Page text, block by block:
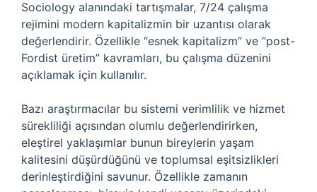
Sociology alanındaki tartışmalar, 7/24 çalışma
rejimini modern kapitalizmin bir uzantısı olarak
değerlendirir. Özellikle “esnek kapitalizm” ve “post-
Fordist üretim” kavramları, bu çalışma düzenini
açıklamak için kullanılır.
Bazı araştırmacılar bu sistemi verimlilik ve hizmet
sürekliliği açısından olumlu değerlendirirken,
eleştirel yaklaşımlar bunun bireylerin yaşam
kalitesini düşürdüğünü ve toplumsal eşitsizlikleri
derinleştirdiğini savunur. Özellikle zamanın